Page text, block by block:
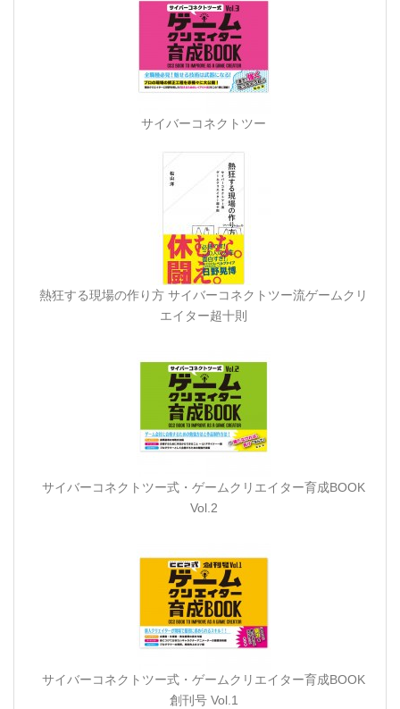
サイバーコネクトツー
熱狂する現場の作り方 サイバーコネクトツー流ゲームクリ
エイター超十則
サイバーコネクトツー式・ゲームクリエイター育成BOOK
Vol.2
サイバーコネクトツー式・ゲームクリエイター育成BOOK
創刊号 Vol.1